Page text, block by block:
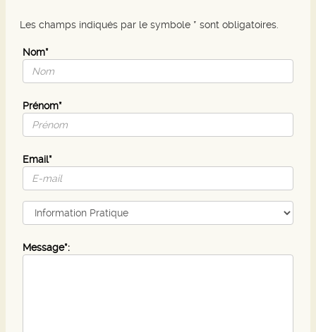
Les champs indiqués par le symbole * sont obligatoires.
Nom*
Prénom*
Email*
Message*: